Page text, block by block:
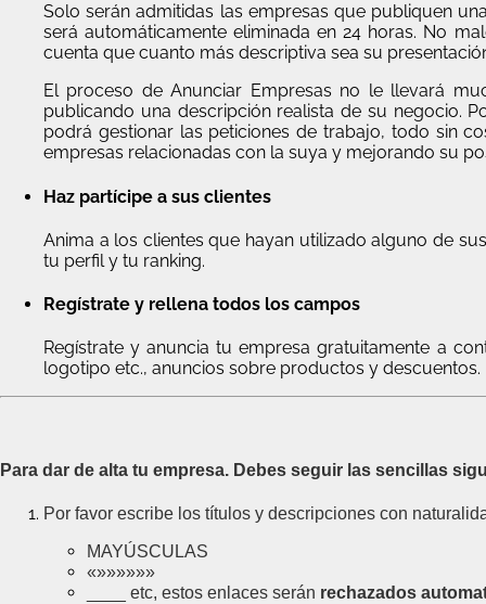
Solo serán admitidas las empresas que publiquen
será automáticamente eliminada en 24 horas. No
cuenta que cuanto más descriptiva sea su
El proceso de Anunciar Empresas no le llevará
publicando una descripción realista de su negocio.
podrá gestionar las peticiones de trabajo, todo sin
empresas relacionadas con la suya y mejorando su
Haz partícipe a sus clientes
Anima a los clientes que hayan utilizado alguno de
tu perfil y tu ranking.
Regístrate y rellena todos los campos
Regístrate y anuncia tu empresa gratuitamente a
logotipo etc., anuncios sobre productos y descuentos.
Para dar de alta tu empresa. Debes seguir las sencillas
Por favor escribe los títulos y descripciones con
MAYÚSCULAS
«»»»»»»
etc, estos enlaces serán rechazados